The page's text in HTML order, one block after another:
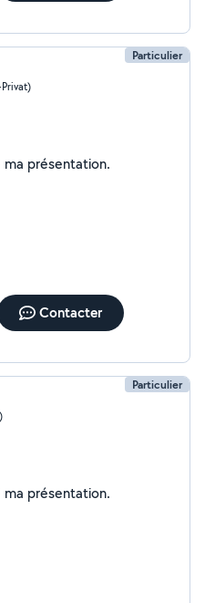
Particulier
Je n'ai pas encore renseigné ma présentation.
Contacter
Particulier
Je n'ai pas encore renseigné ma présentation.